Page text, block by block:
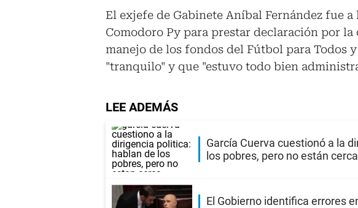
El exjefe de Gabinete Aníbal Fernández fue
Comodoro Py para prestar declaración por la
manejo de los fondos del Fútbol para Todos
"tranquilo" y que "estuvo todo bien
LEE ADEMÁS
García Cuerva cuestionó a la
los pobres, pero no están
El Gobierno identifica errores